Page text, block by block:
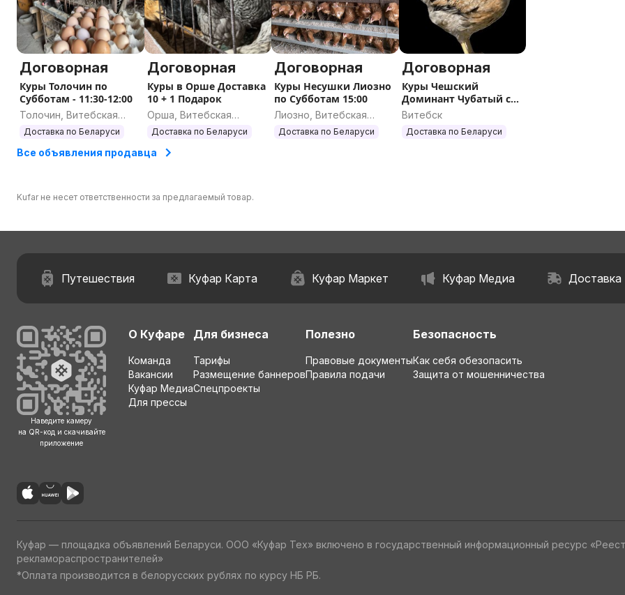
Договорная
Куры Толочин по
Субботам - 11:30-12:00
Толочин, Витебская
область
Доставка по Беларуси
Договорная
Куры в Орше Доставка
10 + 1 Подарок
Орша, Витебская
область
Доставка по Беларуси
Договорная
Куры Несушки Лиозно
по Субботам 15:00
Лиозно, Витебская
область
Доставка по Беларуси
Договорная
Куры Чешский
Доминант Чубатый с
зеленым яйцом
Витебск
Доставка по Беларуси
Все объявления продавца
Kufar не несет ответственности за предлагаемый товар.
Путешествия Куфар Карта Куфар Маркет Куфар Медиа Доставка
Наведите камеру
на QR-код и скачивайте
приложение
О Куфаре
Команда
Вакансии
Куфар Медиа
Для прессы
Для бизнеса
Тарифы
Размещение баннеров
Спецпроекты
Полезно
Правовые документы
Правила подачи
Безопасность
Как себя обезопасить
Защита от мошенничества
Куфар — площадка объявлений Беларуси. ООО «Куфар Тех» включено в государственный информационный ресурс
рекламораспространителей»
*Оплата производится в белорусских рублях по курсу НБ РБ.